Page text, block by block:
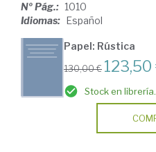
Nº Pág.: 1010
Idiomas: Español
Papel: Rústica
130,00 € 123,50
Stock en